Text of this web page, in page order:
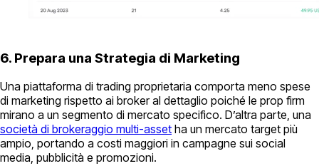
6. Prepara una Strategia di Marketing
Una piattaforma di trading proprietaria comporta meno spese
di marketing rispetto ai broker al dettaglio poiché le prop firm
mirano a un segmento di mercato specifico. D’altra parte, una
società di brokeraggio multi-asset ha un mercato target più
ampio, portando a costi maggiori in campagne sui social
media, pubblicità e promozioni.